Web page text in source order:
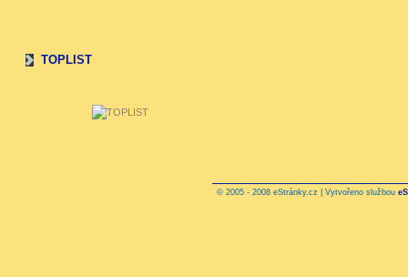
TOPLIST
© 2005 - 2008 eStránky.cz | Vytvořeno službou